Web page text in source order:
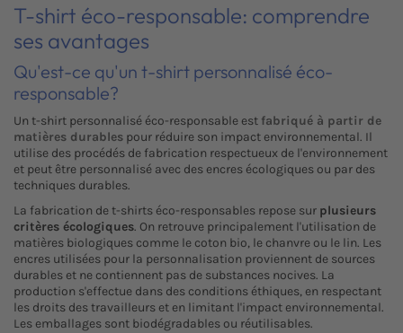
T-shirt éco-responsable: comprendre
ses avantages
Qu'est-ce qu'un t-shirt personnalisé éco-
responsable?
Un t-shirt personnalisé éco-responsable est fabriqué à partir de
matières durables pour réduire son impact environnemental. Il
utilise des procédés de fabrication respectueux de l'environnement
et peut être personnalisé avec des encres écologiques ou par des
techniques durables.
La fabrication de t-shirts éco-responsables repose sur plusieurs
critères écologiques. On retrouve principalement l'utilisation de
matières biologiques comme le coton bio, le chanvre ou le lin. Les
encres utilisées pour la personnalisation proviennent de sources
durables et ne contiennent pas de substances nocives. La
production s'effectue dans des conditions éthiques, en respectant
les droits des travailleurs et en limitant l'impact environnemental.
Les emballages sont biodégradables ou réutilisables.